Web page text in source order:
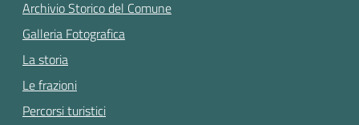
Archivio Storico del Comune
Galleria Fotografica
La storia
Le frazioni
Percorsi turistici